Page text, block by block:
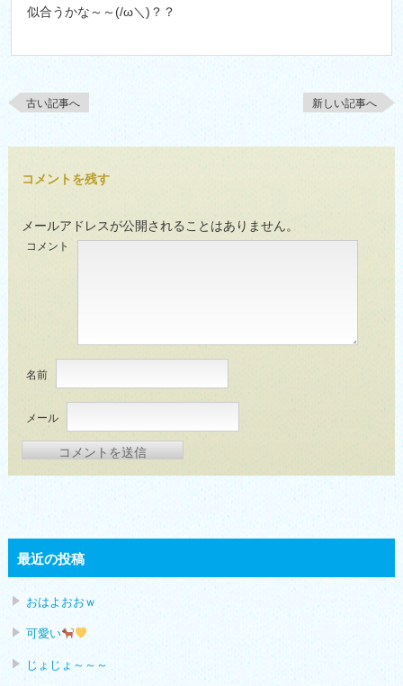
似合うかな～～(/ω＼)？？
古い記事へ 新しい記事へ
コメントを残す
メールアドレスが公開されることはありません。
コメント
名前
メール
最近の投稿
おはよおおｗ
可愛い
じょじょ～～～